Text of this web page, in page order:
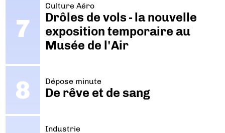
Culture Aéro
Drôles de vols - la nouvelle
exposition temporaire au
Musée de l'Air
Dépose minute
De rêve et de sang
Industrie